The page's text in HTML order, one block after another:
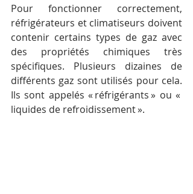
Pour fonctionner correctement,
réfrigérateurs et climatiseurs doivent
contenir certains types de gaz avec
des propriétés chimiques très
spécifiques. Plusieurs dizaines de
différents gaz sont utilisés pour cela.
Ils sont appelés « réfrigérants » ou «
liquides de refroidissement ».